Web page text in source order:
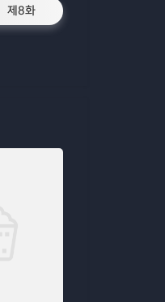
제8화